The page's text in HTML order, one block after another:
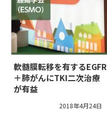
軟髄膜転移を有するEGFR
＋肺がんにTKI二次治療
が有益
2018年4月24日